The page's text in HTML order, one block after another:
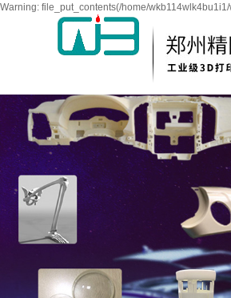
Warning: file_put_contents(/home/